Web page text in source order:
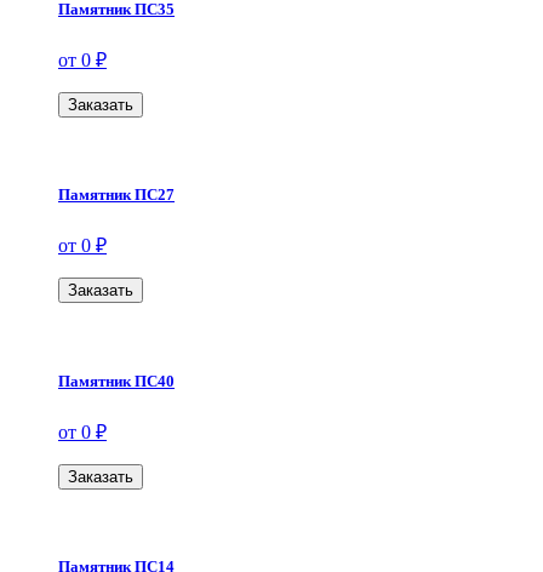
Памятник ПС35
от 0 ₽
Заказать
Памятник ПС27
от 0 ₽
Заказать
Памятник ПС40
от 0 ₽
Заказать
Памятник ПС14